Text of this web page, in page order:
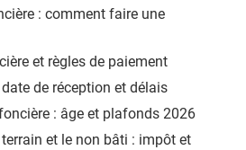
: comment faire une
et règles de paiement
de réception et délais
: âge et plafonds 2026
et le non bâti : impôt et